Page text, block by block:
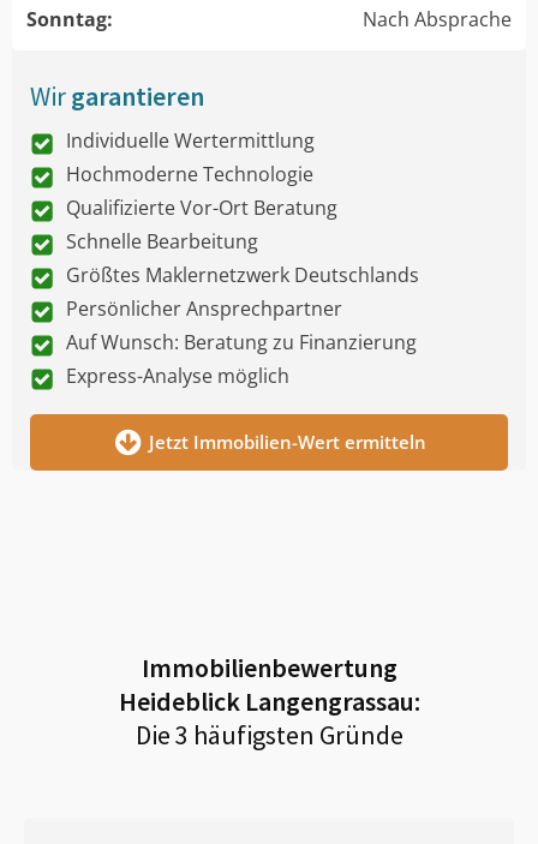
Sonntag:
Nach Absprache
Wirgarantieren
Individuelle Wertermittlung
Hochmoderne Technologie
Qualifizierte Vor-Ort Beratung
Schnelle Bearbeitung
Größtes Maklernetzwerk Deutschlands
Persönlicher Ansprechpartner
Auf Wunsch: Beratung zu Finanzierung
Express-Analyse möglich
Jetzt Immobilien-Wert ermitteln
Immobilienbewertung
Heideblick Langengrassau:
Die 3 häufigsten Gründe